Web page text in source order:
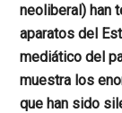
neoliberal) han
aparatos del
mediático del
muestra los
que han sido